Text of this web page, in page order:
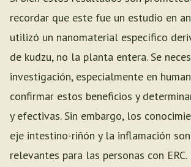
recordar que este fue un estudio en
utilizó un nanomaterial específico
de kudzu, no la planta entera. Se
investigación, especialmente en
confirmar estos beneficios y
y efectivas. Sin embargo, los
eje intestino-riñón y la inflamación
relevantes para las personas con ERC.